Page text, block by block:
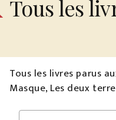
Tous les
Tous les livres parus
Masque, Les deux